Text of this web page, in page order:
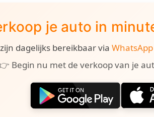
je auto in
dagelijks bereikbaar via WhatsApp
Begin nu met de verkoop van je